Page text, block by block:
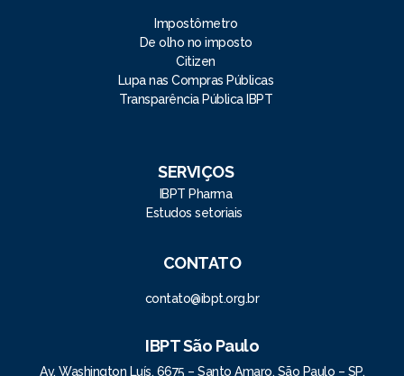
Impostômetro
De olho no imposto
Citizen
Lupa nas Compras Públicas
Transparência Pública IBPT
SERVIÇOS
IBPT Pharma
Estudos setoriais
CONTATO
contato@ibpt.org.br
IBPT São Paulo
Av. Washington Luís, 6675 – Santo Amaro, São Paulo – SP,